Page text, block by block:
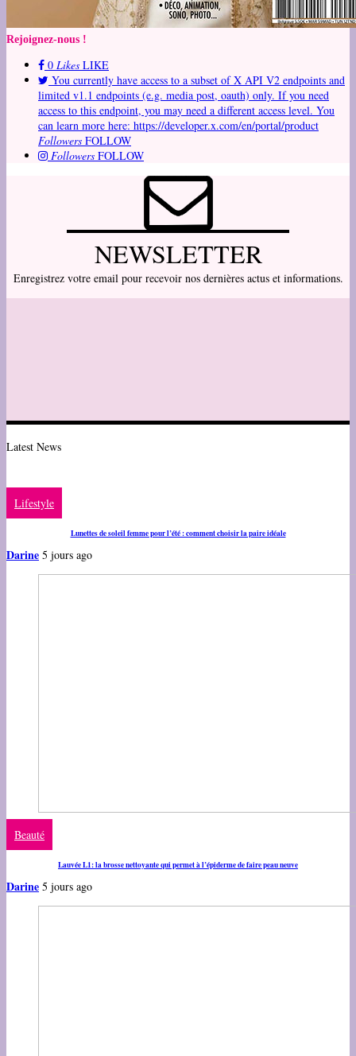
Rejoignez-nous !
0 Likes LIKE
You currently have access to a subset of X API V2 endpoints and
limited v1.1 endpoints (e.g. media post, oauth) only. If you need
access to this endpoint, you may need a different access level. You
can learn more here: https://developer.x.com/en/portal/product
Followers FOLLOW
Followers FOLLOW
NEWSLETTER
Enregistrez votre email pour recevoir nos dernières actus et informations.
Latest News
Lifestyle
Lunettes de soleil femme pour l’été : comment choisir la paire idéale
Darine 5 jours ago
Beauté
Lauvée L1: la brosse nettoyante qui permet à l’épiderme de faire peau neuve
Darine 5 jours ago